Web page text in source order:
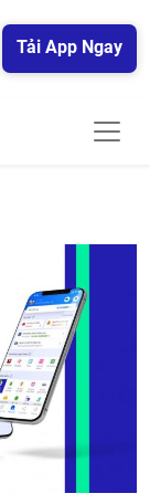
Tải App Ngay